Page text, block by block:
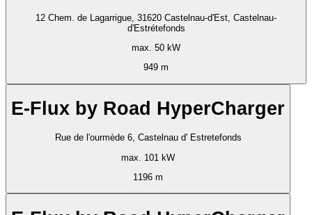
12 Chem. de Lagarrigue, 31620 Castelnau-d'Est, Castelnau-
d'Estrétefonds
max. 50 kW
949 m
E-Flux by Road HyperCharger
Rue de l'ourmède 6, Castelnau d' Estretefonds
max. 101 kW
1196 m